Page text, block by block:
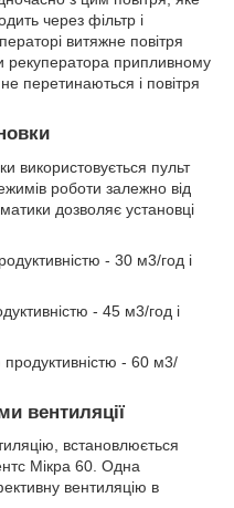
через фільтр і
витяжне повітря
рекуператора припливному
перетинаються і повітря
використовується пульт
роботи залежно від
дозволяє установці
- 30 м3/год і
- 45 м3/год і
- 60 м3/
вентиляції
встановлюється
Мікра 60. Одна
вентиляцію в